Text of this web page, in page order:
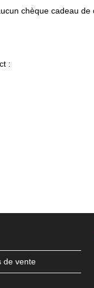
chèque cadeau de
:
de vente